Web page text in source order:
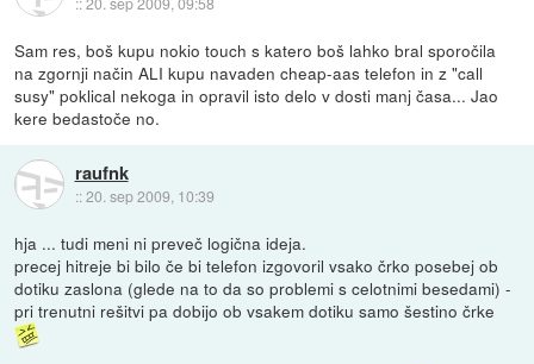
Sam res, boš kupu nokio touch s katero boš lahko bral sporočila
na zgornji način ALI kupu navaden cheap-aas telefon in z "call
susy" poklical nekoga in opravil isto delo v dosti manj časa... Jao
kere bedastoče no.
raufnk
::20. sep 2009, 10:39
hja ... tudi meni ni preveč logična ideja.
precej hitreje bi bilo če bi telefon izgovoril vsako črko posebej ob
dotiku zaslona (glede na to da so problemi s celotnimi besedami) -
pri trenutni rešitvi pa dobijo ob vsakem dotiku samo šestino črke